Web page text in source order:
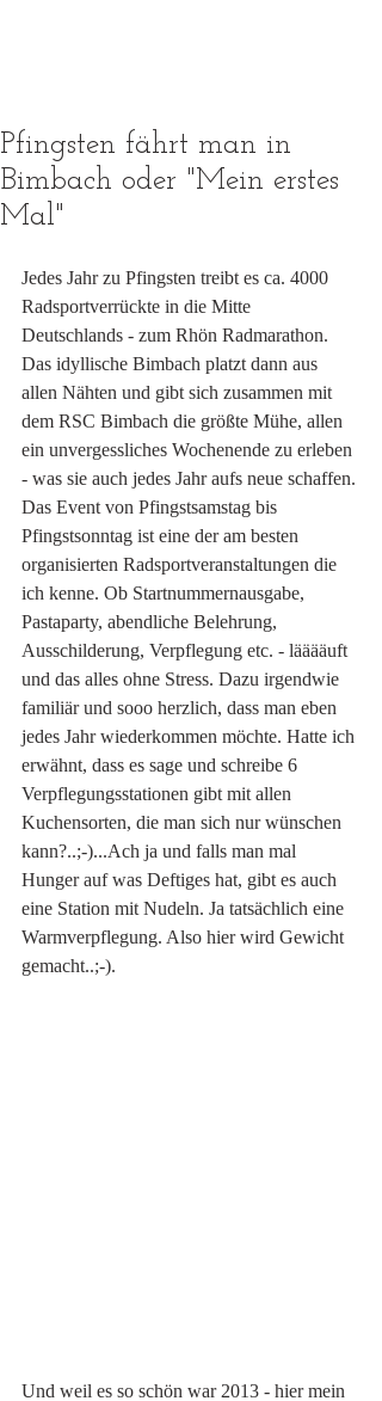
Pfingsten fährt man in
Bimbach oder "Mein erstes
Mal"
Jedes Jahr zu Pfingsten treibt es ca. 4000
Radsportverrückte in die Mitte
Deutschlands - zum Rhön Radmarathon.
Das idyllische Bimbach platzt dann aus
allen Nähten und gibt sich zusammen mit
dem RSC Bimbach die größte Mühe, allen
ein unvergessliches Wochenende zu erleben
- was sie auch jedes Jahr aufs neue schaffen.
Das Event von Pfingstsamstag bis
Pfingstsonntag ist eine der am besten
organisierten Radsportveranstaltungen die
ich kenne. Ob Startnummernausgabe,
Pastaparty, abendliche Belehrung,
Ausschilderung, Verpflegung etc. - lääääuft
und das alles ohne Stress. Dazu irgendwie
familiär und sooo herzlich, dass man eben
jedes Jahr wiederkommen möchte. Hatte ich
erwähnt, dass es sage und schreibe 6
Verpflegungsstationen gibt mit allen
Kuchensorten, die man sich nur wünschen
kann?..;-)...Ach ja und falls man mal
Hunger auf was Deftiges hat, gibt es auch
eine Station mit Nudeln. Ja tatsächlich eine
Warmverpflegung. Also hier wird Gewicht
gemacht..;-).
Und weil es so schön war 2013 - hier mein